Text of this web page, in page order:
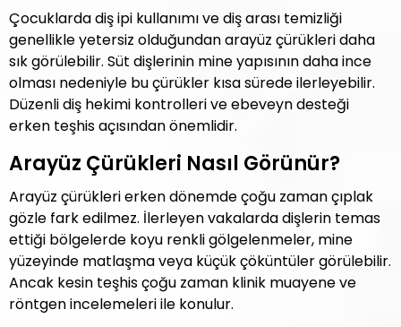
Çocuklarda diş ipi kullanımı ve diş arası temizliği
genellikle yetersiz olduğundan arayüz çürükleri daha
sık görülebilir. Süt dişlerinin mine yapısının daha ince
olması nedeniyle bu çürükler kısa sürede ilerleyebilir.
Düzenli diş hekimi kontrolleri ve ebeveyn desteği
erken teşhis açısından önemlidir.
Arayüz Çürükleri Nasıl Görünür?
Arayüz çürükleri erken dönemde çoğu zaman çıplak
gözle fark edilmez. İlerleyen vakalarda dişlerin temas
ettiği bölgelerde koyu renkli gölgelenmeler, mine
yüzeyinde matlaşma veya küçük çöküntüler görülebilir.
Ancak kesin teşhis çoğu zaman klinik muayene ve
röntgen incelemeleri ile konulur.